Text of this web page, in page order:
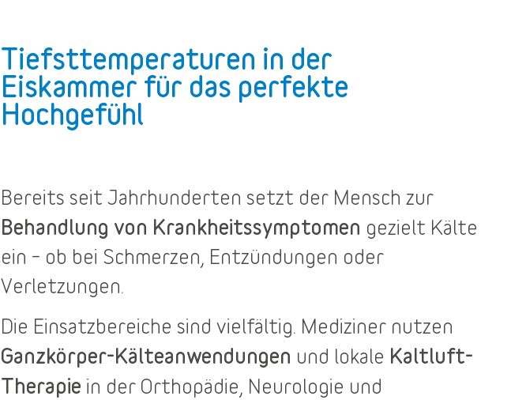
Tiefsttemperaturen in der
Eiskammer für das perfekte
Hochgefühl
Bereits seit Jahrhunderten setzt der Mensch zur
Behandlung von Krankheitssymptomen gezielt Kälte
ein – ob bei Schmerzen, Entzündungen oder
Verletzungen.
Die Einsatzbereiche sind vielfältig. Mediziner nutzen
Ganzkörper-Kälteanwendungen und lokale Kaltluft-
Therapie in der Orthopädie, Neurologie und